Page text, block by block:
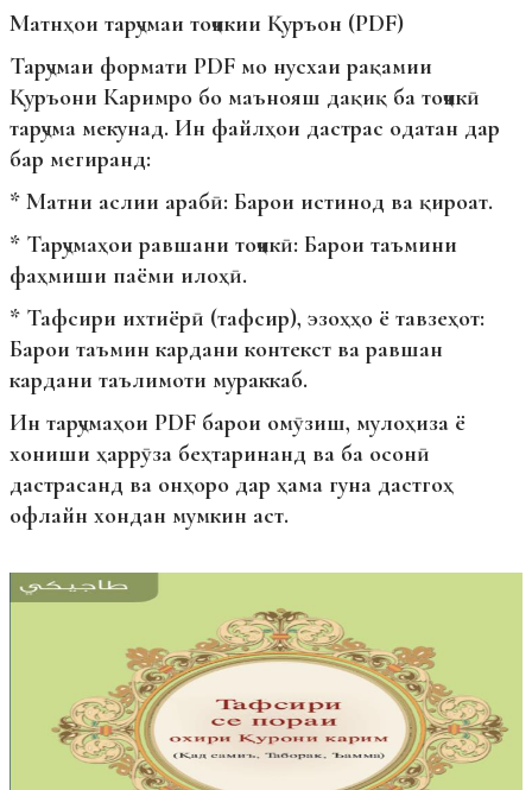
Матнҳои тарҷумаи тоҷикии Қуръон (PDF)
Тарҷумаи формати PDF мо нусхаи рақамии
Қуръони Каримро бо маънояш дақиқ ба тоҷикӣ
тарҷума мекунад. Ин файлҳои дастрас одатан дар
бар мегиранд:
* Матни аслии арабӣ: Барои истинод ва қироат.
* Тарҷумаҳои равшани тоҷикӣ: Барои таъмини
фаҳмиши паёми илоҳӣ.
* Тафсири ихтиёрӣ (тафсир), эзоҳҳо ё тавзеҳот:
Барои таъмин кардани контекст ва равшан
кардани таълимоти мураккаб.
Ин тарҷумаҳои PDF барои омӯзиш, мулоҳиза ё
хониши ҳаррӯза беҳтаринанд ва ба осонӣ
дастрасанд ва онҳоро дар ҳама гуна дастгоҳ
офлайн хондан мумкин аст.